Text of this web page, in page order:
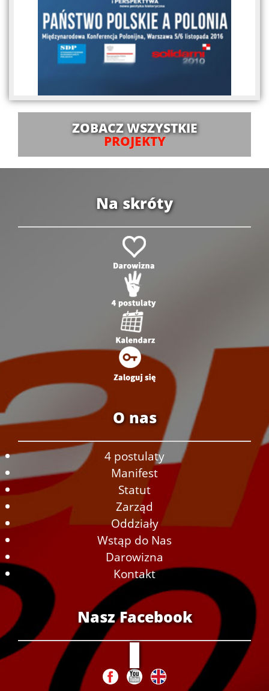
ZOBACZ WSZYSTKIE
PROJEKTY
Na skróty
O nas
4 postulaty
Manifest
Statut
Zarząd
Oddziały
Wstąp do Nas
Darowizna
Kontakt
Nasz Facebook